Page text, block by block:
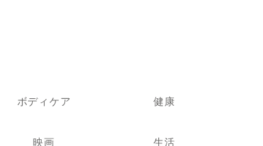
ボディケア 健康
映画 生活